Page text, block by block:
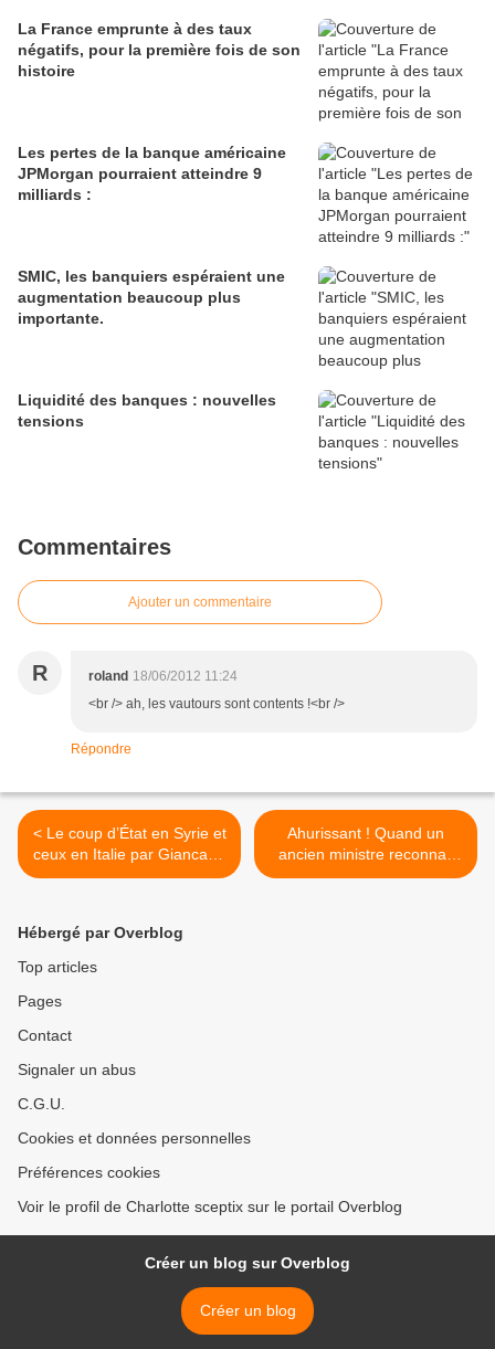
La France emprunte à des taux
négatifs, pour la première fois de son
histoire
Les pertes de la banque américaine
JPMorgan pourraient atteindre 9
milliards :
SMIC, les banquiers espéraient une
augmentation beaucoup plus
importante.
Liquidité des banques : nouvelles
tensions
Commentaires
Ajouter un commentaire
R roland 18/06/2012 11:24
<br /> ah, les vautours sont contents !<br />
Répondre
< Le coup d’État en Syrie et
ceux en Italie par Giancarlo
Scotuzzi
Ahurissant ! Quand un
ancien ministre reconnait
avoir menti ! >
Hébergé par Overblog
Top articles
Pages
Contact
Signaler un abus
C.G.U.
Cookies et données personnelles
Préférences cookies
Voir le profil de Charlotte sceptix sur le portail Overblog
Créer un blog sur Overblog
Créer un blog